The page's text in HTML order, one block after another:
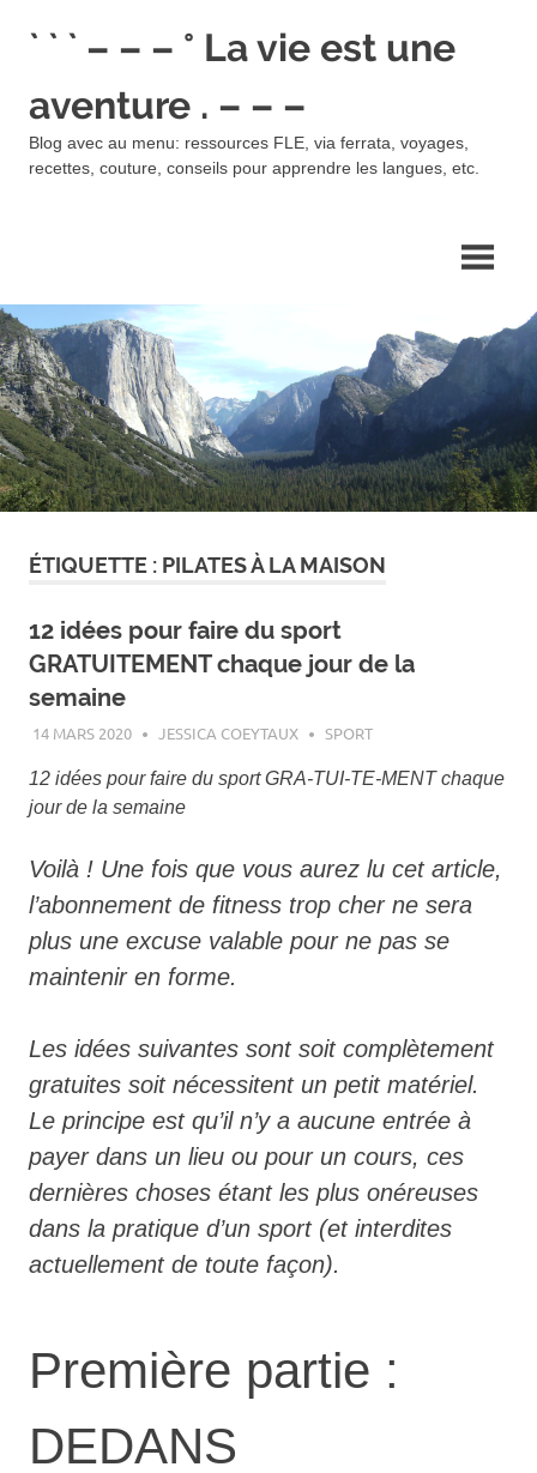
` ` ` – – – ° La vie est une
aventure . – – –
Blog avec au menu: ressources FLE, via ferrata, voyages,
recettes, couture, conseils pour apprendre les langues, etc.
ÉTIQUETTE : PILATES À LA MAISON
12 idées pour faire du sport
GRATUITEMENT chaque jour de la
semaine
14 MARS 2020 JESSICA COEYTAUX SPORT
12 idées pour faire du sport GRA-TUI-TE-MENT chaque
jour de la semaine
Voilà ! Une fois que vous aurez lu cet article,
l’abonnement de fitness trop cher ne sera
plus une excuse valable pour ne pas se
maintenir en forme.
Les idées suivantes sont soit complètement
gratuites soit nécessitent un petit matériel.
Le principe est qu’il n’y a aucune entrée à
payer dans un lieu ou pour un cours, ces
dernières choses étant les plus onéreuses
dans la pratique d’un sport (et interdites
actuellement de toute façon).
Première partie :
DEDANS